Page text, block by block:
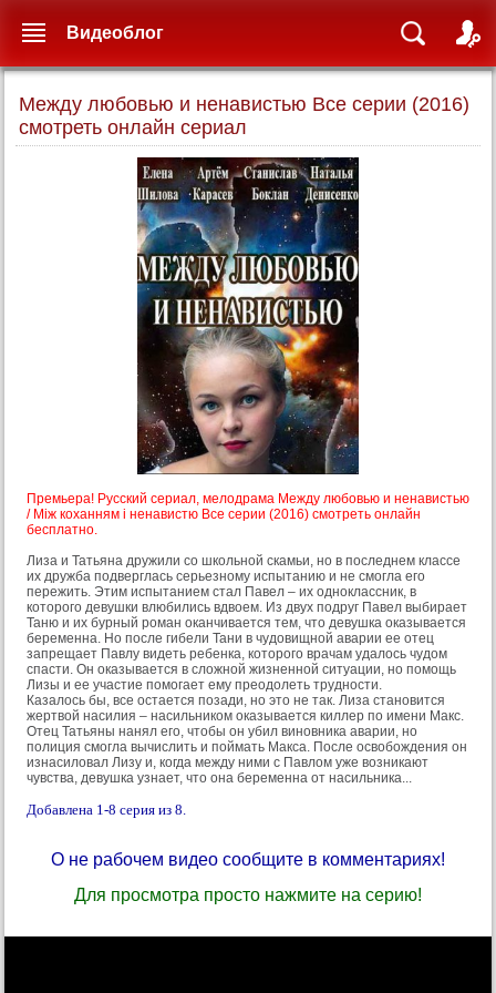
Между любовью и ненавистью Все серии (2016)
смотреть онлайн сериал
Премьера! Русский сериал, мелодрама Между любовью и ненавистью
/ Між коханням і ненавистю Все серии (2016) смотреть онлайн
бесплатно.
Лиза и Татьяна дружили со школьной скамьи, но в последнем классе
их дружба подверглась серьезному испытанию и не смогла его
пережить. Этим испытанием стал Павел – их одноклассник, в
которого девушки влюбились вдвоем. Из двух подруг Павел выбирает
Таню и их бурный роман оканчивается тем, что девушка оказывается
беременна. Но после гибели Тани в чудовищной аварии ее отец
запрещает Павлу видеть ребенка, которого врачам удалось чудом
спасти. Он оказывается в сложной жизненной ситуации, но помощь
Лизы и ее участие помогает ему преодолеть трудности.
Казалось бы, все остается позади, но это не так. Лиза становится
жертвой насилия – насильником оказывается киллер по имени Макс.
Отец Татьяны нанял его, чтобы он убил виновника аварии, но
полиция смогла вычислить и поймать Макса. После освобождения он
изнасиловал Лизу и, когда между ними с Павлом уже возникают
чувства, девушка узнает, что она беременна от насильника...
Добавлена 1-8 серия из 8.
О не рабочем видео сообщите в комментариях!
Для просмотра просто нажмите на серию!
Видеоблог